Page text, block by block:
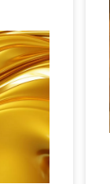
e la